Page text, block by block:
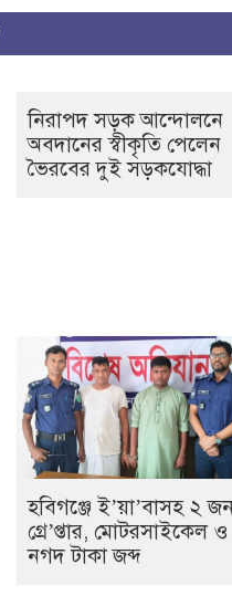
নিরাপদ সড়ক আন্দোলনে
অবদানের স্বীকৃতি পেলেন
ভৈরবের দুই সড়কযোদ্ধা
হবিগঞ্জে ই’য়া’বাসহ ২
গ্রে’প্তার, মোটরসাইকেল ও
নগদ টাকা জব্দ